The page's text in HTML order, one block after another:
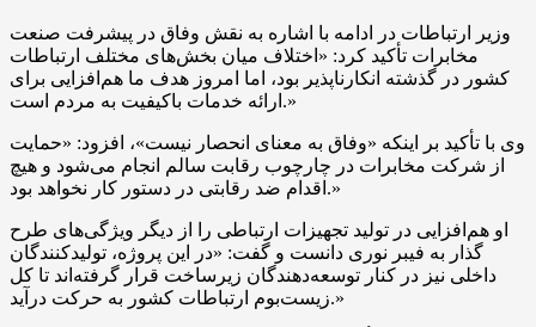
وزیر ارتباطات در ادامه با اشاره به نقش وفاق در پیشرفت صنعت
مخابرات تأکید کرد: «اختلاف میان بخش‌های مختلف ارتباطات
کشور در گذشته انکارناپذیر بود، اما امروز هدف ما هم‌افزایی برای
ارائه خدمات باکیفیت به مردم است.»
وی با تأکید بر اینکه «وفاق به معنای انحصار نیست»، افزود: «حمایت
از شرکت مخابرات در چارچوب رقابت سالم انجام می‌شود و هیچ
اقدام ضد رقابتی در دستور کار نخواهد بود.»
او هم‌افزایی در تولید تجهیزات ارتباطی را از دیگر ویژگی‌های طرح
گذار به فیبر نوری دانست و گفت: «در این پروژه، تولیدکنندگان
داخلی نیز در کنار توسعه‌دهندگان زیرساخت قرار گرفته‌اند تا کل
زیست‌بوم ارتباطات کشور به حرکت درآید.»